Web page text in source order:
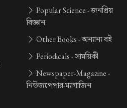
Popular Science -জনপ্রিয়
বিজ্ঞান
Other Books -অন্যান্য বই
Periodicals -সাময়িকী
Newspaper-Magazine -
নিউজপেপার-ম্যাগাজিন